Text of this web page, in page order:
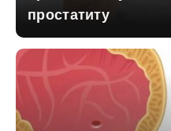
простатиту